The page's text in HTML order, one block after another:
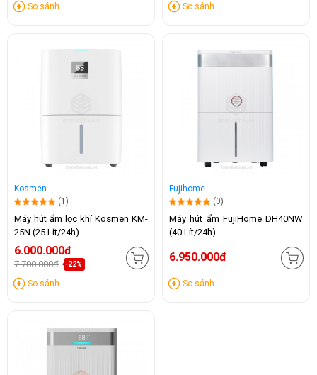
So sánh So sánh
Kosmen
(1)
Máy hút ẩm lọc khí Kosmen KM-
25N (25 Lít/24h)
6.000.000đ
7.700.000đ -22%
So sánh
Fujihome
(0)
Máy hút ẩm FujiHome DH40NW
(40 Lít/24h)
6.950.000đ
So sánh